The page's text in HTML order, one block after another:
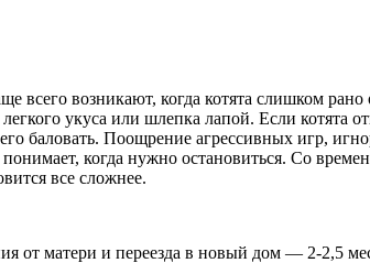
возникают, когда котята слишком
укуса или шлепка лапой. Если котята
баловать. Поощрение агрессивных игр,
когда нужно остановиться. Со
все сложнее.
от матери и переезда в новый дом — 2-2,5